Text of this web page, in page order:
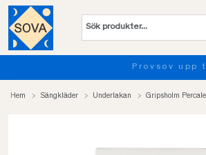
Provsov upp till 100
Hem Sängkläder Underlakan Gripsholm